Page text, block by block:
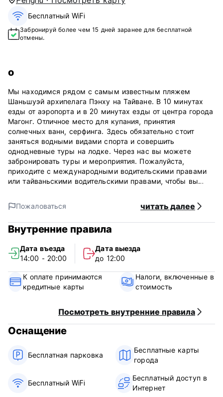
Бесплатный WiFi
Забронируй более чем 15 дней заранее для бесплатной
отмены.
о
Мы находимся рядом с самым известным пляжем
Шаньшуэй архипелага Пэнху на Тайване. В 10 минутах
езды от аэропорта и в 20 минутах езды от центра города
Магонг. Отличное место для купания, принятия
солнечных ванн, серфинга. Здесь обязательно стоит
заняться водными видами спорта и совершить
однодневные туры на лодке. Через нас вы можете
забронировать туры и мероприятия. Пожалуйста,
приходите с международными водительскими правами
или тайваньскими водительскими правами, чтобы вы
этот остров со всех сторон.
Особенности хостела: Кондиционер, бесплатный Wi-Fi,
общественный компьютер с доступом в Интернет, душ на
кухней, холодильник, микроволновая печь, монетная
прачечная и сушилка, общественная ванная комната с
душем, фен. (Auto-translated from original language)
Пожаловаться читать далее
Внутренние правила
Дата въезда
14:00 - 20:00
Дата выезда
до 12:00
К оплате принимаются
кредитные карты
Налоги, включенные в
стоимость
Посмотреть внутренние правила
Оснащение
Бесплатная парковка
Бесплатные карты
города
Бесплатный WiFi
Бесплатный доступ в
Интернет